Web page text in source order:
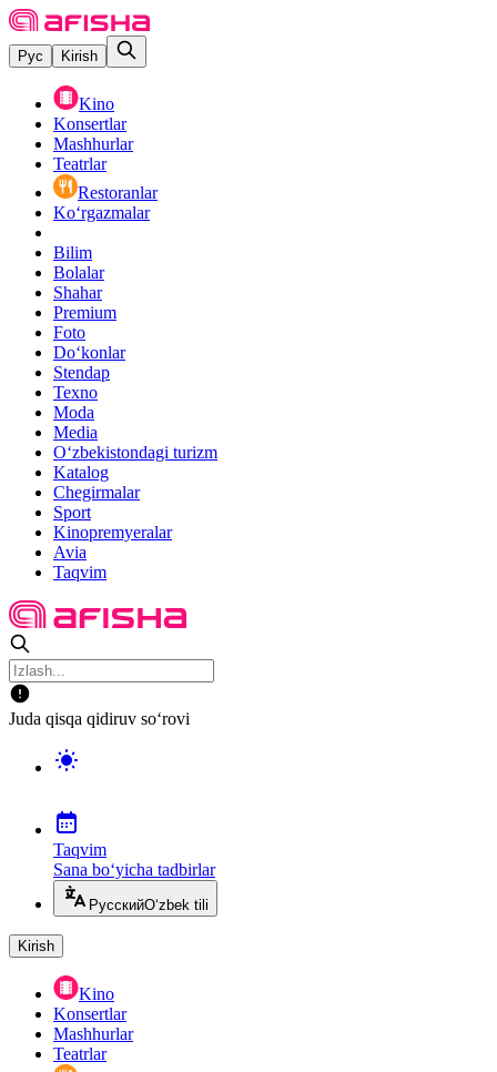
Рус Kirish
Kino
Konsertlar
Mashhurlar
Teatrlar
Restoranlar
Ko‘rgazmalar
Bilim
Bolalar
Shahar
Premium
Foto
Do‘konlar
Stendap
Texno
Moda
Media
O‘zbekistondagi turizm
Katalog
Chegirmalar
Sport
Kinopremyeralar
Avia
Taqvim
Juda qisqa qidiruv so‘rovi
Taqvim
Sana bo‘yicha tadbirlar
РусскийO‘zbek tili
Kirish
Kino
Konsertlar
Mashhurlar
Teatrlar